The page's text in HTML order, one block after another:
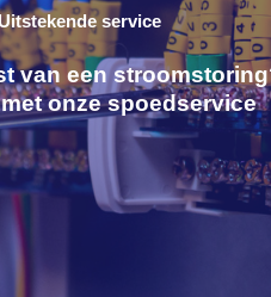
service
van een
onze spoedservice